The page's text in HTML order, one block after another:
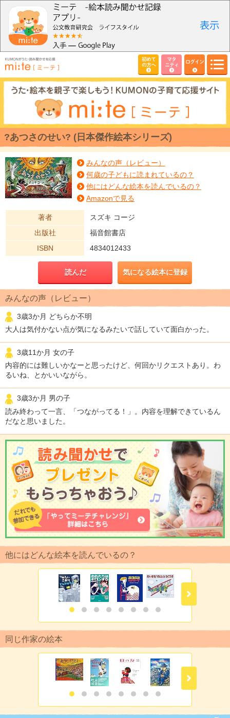
初めて
の方へ
マタ
ニティ
ログイン
?あつさのせい? (日本傑作絵本シリーズ)
みんなの声（レビュー）
何歳の子どもに読まれているの？
他にはどんな絵本を読んでいるの？
Amazonで見る
著者
スズキ コージ
出版社
福音館書店
ISBN
4834012433
読んだ 気になる絵本に登録
みんなの声（レビュー）
3歳3か月 どちらか不明
大人は気付かない点が気になるみたいで話していて面白かった。
3歳11か月 女の子
内容的には難しいかなーと思ったけど、何回かリクエストあり。わ
るいね、とかいいながら。
3歳3か月 男の子
読み終わって一言、「つながってる！」。内容を理解できているん
だなと思いました。
他にはどんな絵本を読んでいるの？
同じ作家の絵本